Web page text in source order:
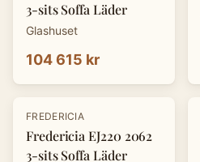
3-sits Soffa Läder
Glashuset
104 615 kr
FREDERICIA
Fredericia EJ220 2062
3-sits Soffa Läder